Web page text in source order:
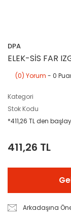
DPA
ELEK-SİS FAR
(0) Yorum - 0
Kategori
Stok Kodu
*411,26 TL den
411,26 TL
Arkadaşına